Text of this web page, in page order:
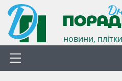
новини,